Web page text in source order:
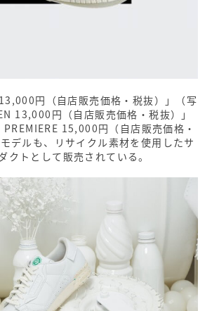
13,000円（自店販売価格・税抜）」（写
13,000円（自店販売価格・税抜）」
PREMIERE 15,000円（自店販売価格・
デルも、リサイクル素材を使用したサ
クトとして販売されている。